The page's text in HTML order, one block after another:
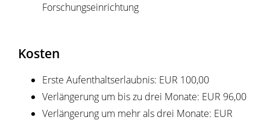
Forschungseinrichtung
Kosten
Erste Aufenthaltserlaubnis: EUR 100,00
Verlängerung um bis zu drei Monate: EUR 96,00
Verlängerung um mehr als drei Monate: EUR